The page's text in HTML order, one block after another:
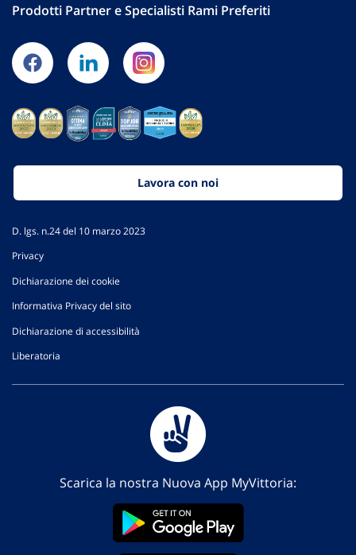
Prodotti Partner e Specialisti Rami Preferiti
Lavora con noi
D. lgs. n.24 del 10 marzo 2023
Privacy
Dichiarazione dei cookie
Informativa Privacy del sito
Dichiarazione di accessibilità
Liberatoria
Scarica la nostra Nuova App MyVittoria: